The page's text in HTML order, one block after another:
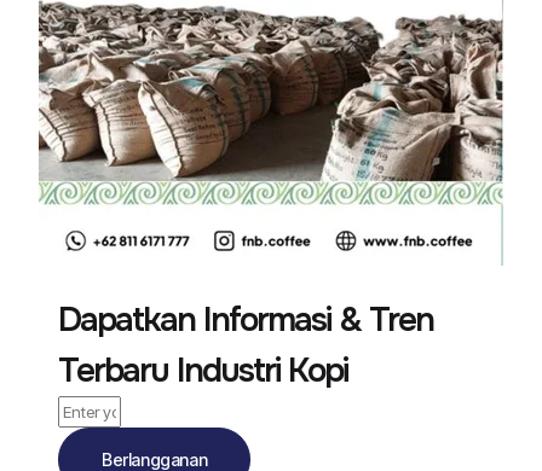
Dapatkan Informasi & Tren
Terbaru Industri Kopi
Berlangganan